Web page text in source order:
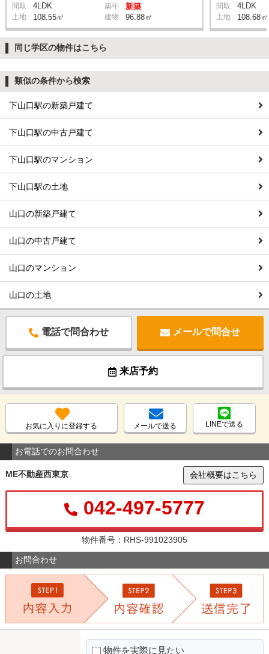
間取 4LDK 築年 新築
土地 108.55㎡ 建物 96.88㎡
間取 4LDK
土地 108.68㎡
同じ学区の物件はこちら
類似の条件から検索
下山口駅の新築戸建て
下山口駅の中古戸建て
下山口駅のマンション
下山口駅の土地
山口の新築戸建て
山口の中古戸建て
山口のマンション
山口の土地
電話で問合わせ メールで問合せ
来店予約
お気に入りに登録する メールで送る LINEで送る
お電話でのお問合わせ
ME不動産西東京 会社概要はこちら
042-497-5777
物件番号：RHS-991023905
お問合わせ
物件を実際に見たい